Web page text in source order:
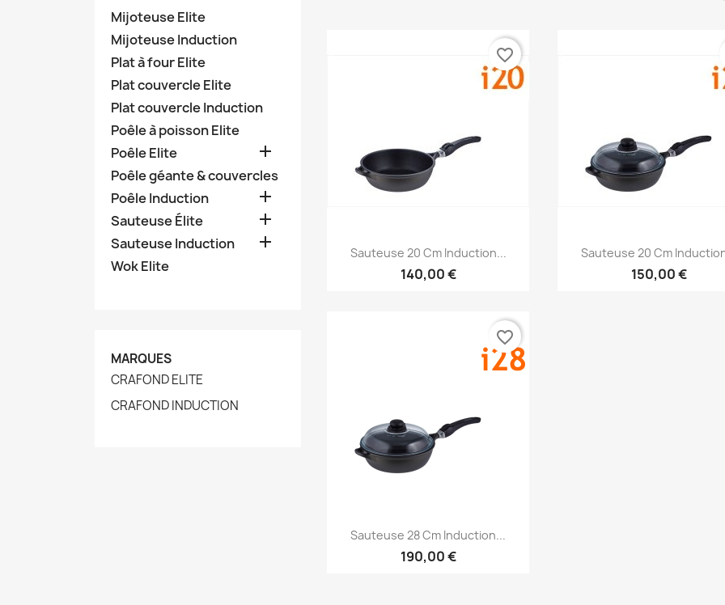
Mijoteuse Elite
Mijoteuse Induction
Plat à four Elite
Plat couvercle Elite
Plat couvercle Induction
Poêle à poisson Elite
Poêle Elite

Poêle géante & couvercles
Poêle Induction

Sauteuse Élite 
Sauteuse Induction 
Wok Elite
MARQUES
CRAFOND ELITE
CRAFOND INDUCTION
Aperçu rapide
Sauteuse 20 Cm Induction...
140,00 €
favorite_border
Aperçu rapide
Sauteuse 20 Cm
150,00 €
Aperçu rapide
Sauteuse 28 Cm Induction...
190,00 €
favorite_border